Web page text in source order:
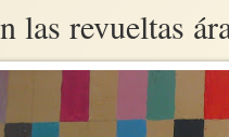
las revueltas